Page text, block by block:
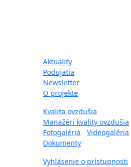
Aktuality
Podujatia
Newsletter
O projekte
Kvalita ovzdušia
Manažéri kvality ovzdušia
Fotogaléria
Videogaléria
Dokumenty
Vyhlásenie o prístupnosti